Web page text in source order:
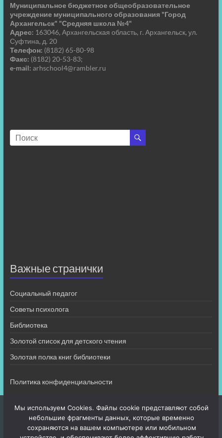
Муниципальное бюджетное общеобразовательное
учреждение муниципального образования "Город
Архангельск" "Средняя школа №4"
Адрес: 163046, Архангельская область, г. Архангельск, ул.
Суфтина, д. 20
Телефон: (8182) 65-80-98
Факс: (8182) 20-53-83;
e-mail: arhschool4@rambler.ru
Важные странички
Социальный педагог
Советы психолога
Библиотека
Золотой список для детского чтения
Золотая полка книг библиотеки
Политика конфиденциальности
Мы используем Cookies. Файлы cookie представляют собой
небольшие фрагменты данных, которые временно
сохраняются на вашем компьютере или мобильном